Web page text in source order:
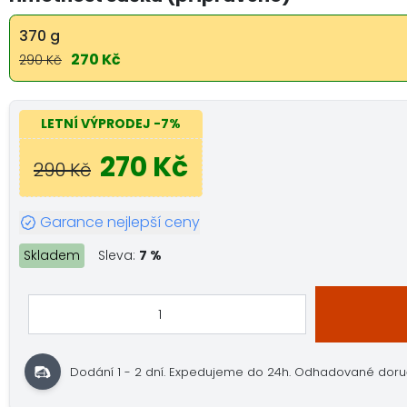
370 g
290 Kč 270 Kč
LETNÍ VÝPRODEJ -7%
290 Kč 270 Kč
Garance nejlepší ceny
Skladem Sleva: 7 %
Dodání 1 - 2 dní. Expedujeme do 24h. Odhadované